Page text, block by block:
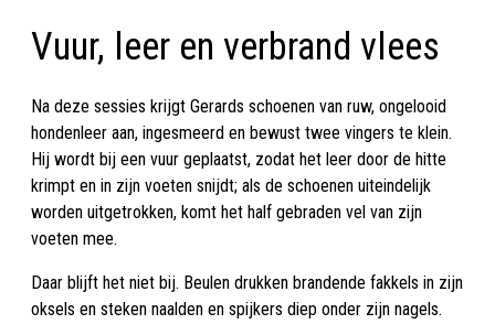
Vuur, leer en verbrand vlees
Na deze sessies krijgt Gerards schoenen van ruw, ongelooid
hondenleer aan, ingesmeerd en bewust twee vingers te klein.
Hij wordt bij een vuur geplaatst, zodat het leer door de hitte
krimpt en in zijn voeten snijdt; als de schoenen uiteindelijk
worden uitgetrokken, komt het half gebraden vel van zijn
voeten mee.
Daar blijft het niet bij. Beulen drukken brandende fakkels in zijn
oksels en steken naalden en spijkers diep onder zijn nagels.